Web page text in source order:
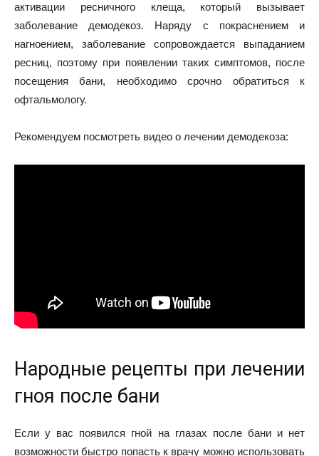
активации ресничного клеща, который вызывает
заболевание демодекоз. Наряду с покраснением и
нагноением, заболевание сопровождается выпаданием
ресниц, поэтому при появлении таких симптомов, после
посещения бани, необходимо срочно обратиться к
офтальмологу.
Рекомендуем посмотреть видео о лечении демодекоза:
Народные рецепты при лечении
гноя после бани
Если у вас появился гной на глазах после бани и нет
возможности быстро попасть к врачу можно использовать